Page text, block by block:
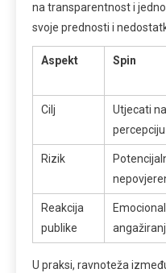
na transparentnost i
svoje prednosti i
Aspekt Spin
Cilj
Utjecati na
percepciju
Rizik
Reakcija
publike
U praksi, ravnoteža